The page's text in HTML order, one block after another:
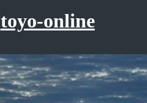
toyo-online